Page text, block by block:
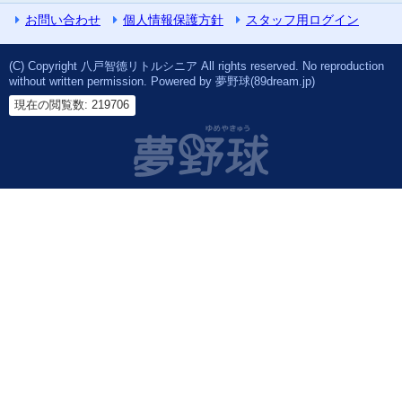
お問い合わせ 個人情報保護方針 スタッフ用ログイン
(C) Copyright 八戸智德リトルシニア All rights reserved. No reproduction
without written permission. Powered by 夢野球(89dream.jp)
現在の閲覧数: 219706